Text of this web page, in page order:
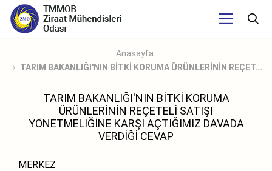
Anasayfa
TARIM BAKANLIĞI'NIN BİTKİ KORUMA ÜRÜNLERİNİN REÇET...
TARIM BAKANLIĞI'NIN BİTKİ KORUMA
ÜRÜNLERİNİN REÇETELİ SATIŞI
YÖNETMELİĞİNE KARŞI AÇTIĞIMIZ DAVADA
VERDİĞİ CEVAP
MERKEZ